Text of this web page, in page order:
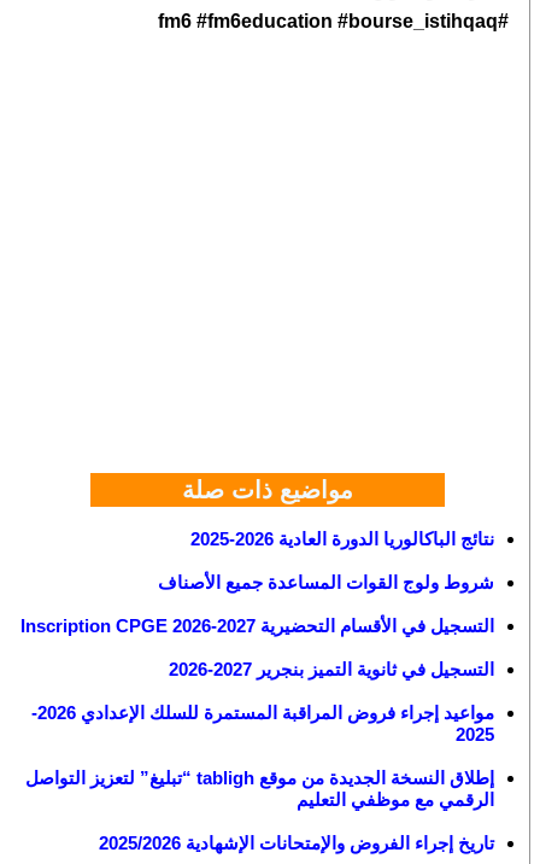
#fm6 #fm6education #bourse_istihqaq
مواضيع ذات صلة
نتائج الباكالوريا الدورة العادية 2026-2025
شروط ولوج القوات المساعدة جميع الأصناف
التسجيل في الأقسام التحضيرية 2027-2026 Inscription CPGE
التسجيل في ثانوية التميز بنجرير 2027-2026
مواعيد إجراء فروض المراقبة المستمرة للسلك الإعدادي 2026-
2025
إطلاق النسخة الجديدة من موقع tabligh “تبليغ” لتعزيز التواصل
الرقمي مع موظفي التعليم
تاريخ إجراء الفروض والإمتحانات الإشهادية 2025/2026